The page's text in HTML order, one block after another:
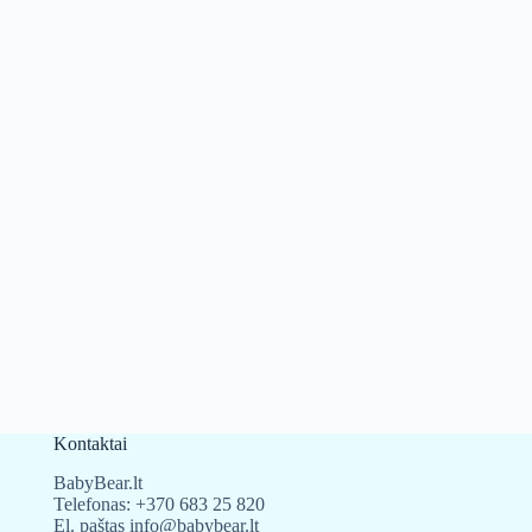
Kontaktai
BabyBear.lt
Telefonas: +370 683 25 820
El. paštas info@babybear.lt